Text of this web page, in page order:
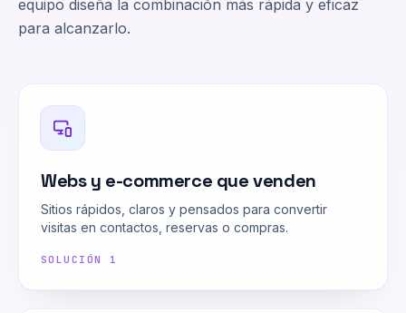
equipo diseña la combinación más rápida y eficaz
para alcanzarlo.
Webs y e-commerce que venden
Sitios rápidos, claros y pensados para convertir
visitas en contactos, reservas o compras.
SOLUCIÓN 1